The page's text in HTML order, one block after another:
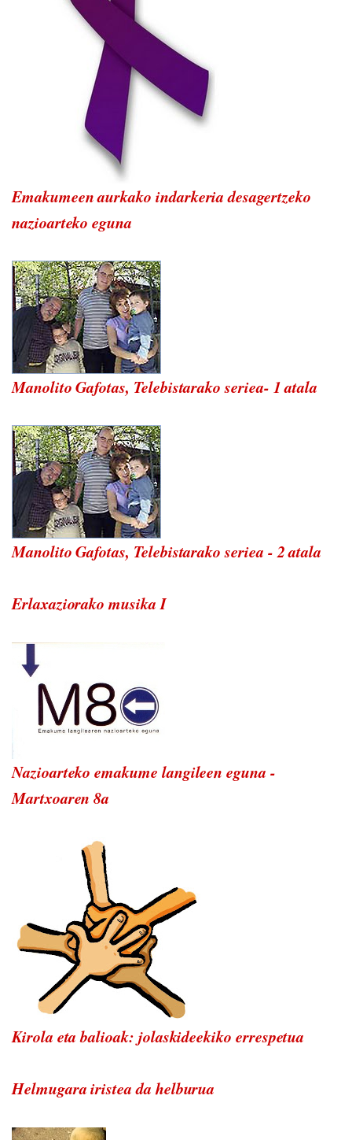
Emakumeen aurkako indarkeria desagertzeko
nazioarteko eguna
Manolito Gafotas, Telebistarako seriea- 1 atala
Manolito Gafotas, Telebistarako seriea - 2 atala
Erlaxaziorako musika I
Nazioarteko emakume langileen eguna -
Martxoaren 8a
Kirola eta balioak: jolaskideekiko errespetua
Helmugara iristea da helburua